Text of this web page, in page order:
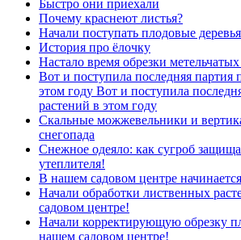
Быстро они приехали
Почему краснеют листья?
Начали поступать плодовые
История про ёлочку
Настало время обрезки
Вот и поступила последняя партия
этом году Вот и поступила
растений в этом году
Скальные можжевельники и
снегопада
Снежное одеяло: как сугроб
утеплителя!
В нашем садовом центре
Начали обработки лиственных
садовом центре!
Начали корректирующую обрезку
нашем садовом центре!